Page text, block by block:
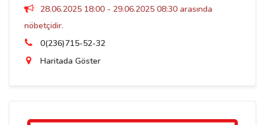
28.06.2025 18:00 - 29.06.2025 08:30 arasında
nöbetçidir.
0(236)715-52-32
Haritada Göster